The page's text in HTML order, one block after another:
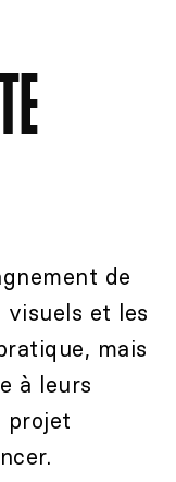
de
et les
mais
à leurs
projet